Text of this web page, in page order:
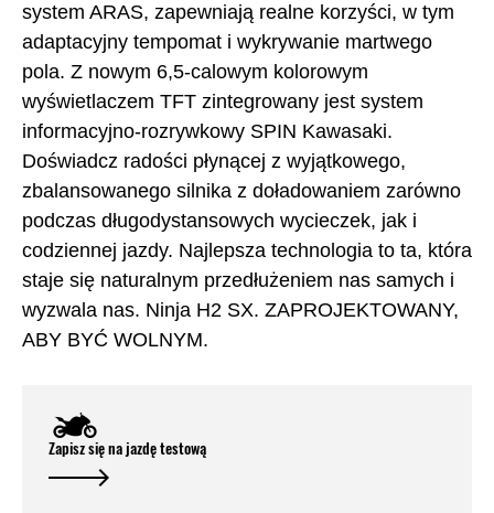
system ARAS, zapewniają realne korzyści, w tym
adaptacyjny tempomat i wykrywanie martwego
pola. Z nowym 6,5-calowym kolorowym
wyświetlaczem TFT zintegrowany jest system
informacyjno-rozrywkowy SPIN Kawasaki.
Doświadcz radości płynącej z wyjątkowego,
zbalansowanego silnika z doładowaniem zarówno
podczas długodystansowych wycieczek, jak i
codziennej jazdy. Najlepsza technologia to ta, która
staje się naturalnym przedłużeniem nas samych i
wyzwala nas. Ninja H2 SX. ZAPROJEKTOWANY,
ABY BYĆ WOLNYM.
Zapisz się na jazdę testową